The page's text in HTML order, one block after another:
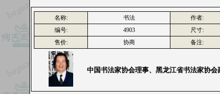
名称: 书法
作者:
编号:
4903
尺寸:
售价:
协商 备注:
中国书法家协会理事、黑龙江省书法家协